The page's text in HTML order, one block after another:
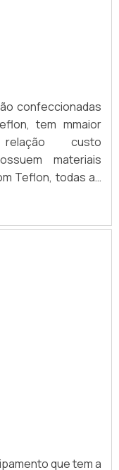
confeccionadas
tem mmaior
custo
materiais
Teflon, todas as
sobre as
é um material
no período em
anilox permanece
que tem a